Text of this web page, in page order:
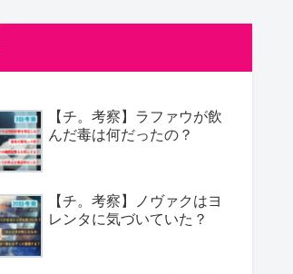
【チ。考察】ラファウが飲
んだ毒は何だったの？
【チ。考察】ノヴァクはヨ
レンタに気づいていた？